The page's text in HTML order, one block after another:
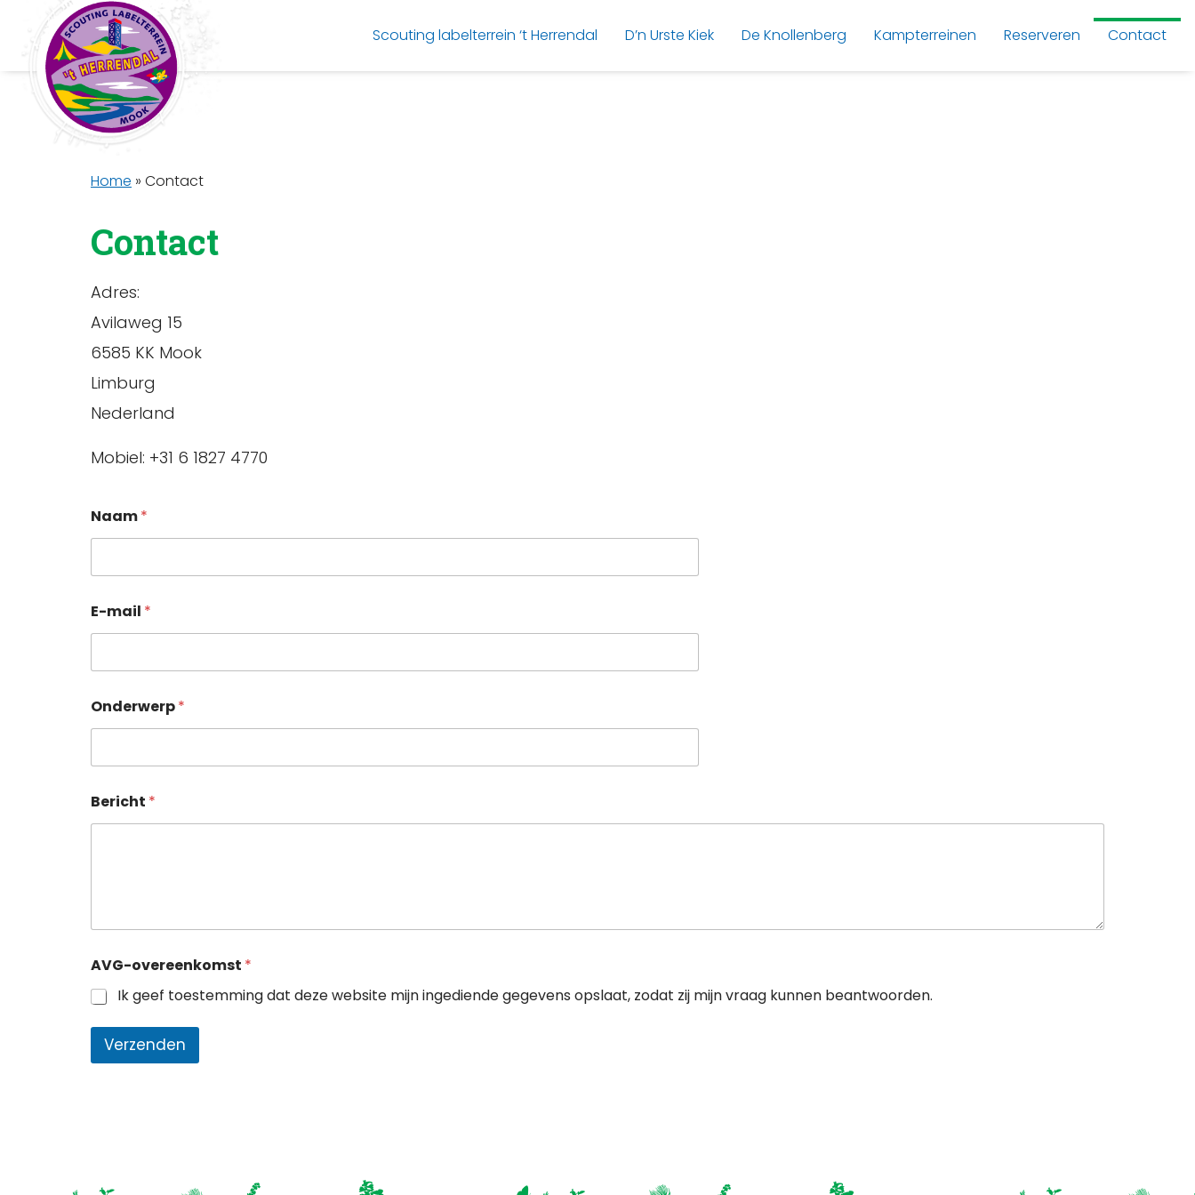
Scouting labelterrein ‘t Herrendal D’n Urste Kiek De Knollenberg Kampterreinen Reserveren Contact
Home » Contact
Contact
Adres:
Avilaweg 15
6585 KK Mook
Limburg
Nederland
Mobiel: +31 6 1827 4770
Naam*
E-mail *
Onderwerp*
Bericht *
a
a
m
a
AVG-overeenkomst *
Ik geef toestemming dat deze website mijn ingediende gegevens opslaat, zodat zij mijn vraag kunnen beantwoorden.
Verzenden